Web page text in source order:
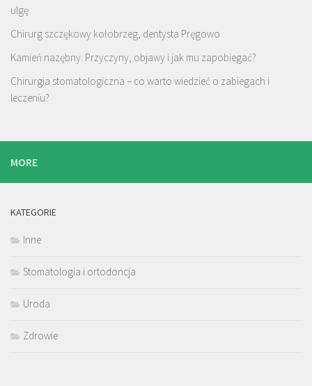
ulgę
Chirurg szczękowy kołobrzeg, dentysta Pręgowo
Kamień nazębny: Przyczyny, objawy i jak mu zapobiegać?
Chirurgia stomatologiczna – co warto wiedzieć o zabiegach i
leczeniu?
MORE
KATEGORIE
Inne
Stomatologia i ortodoncja
Uroda
Zdrowie